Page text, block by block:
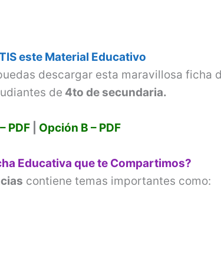
este Material Educativo
descargar esta maravillosa ficha
de 4to de secundaria.
PDF| Opción B – PDF
Educativa que te Compartimos?
contiene temas importantes como: